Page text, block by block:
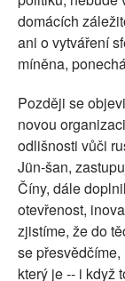
domácích
ani o vytváření
míněna,
Později se
novou
odlišnosti vůči
Jün-šan,
Číny, dále
otevřenost,
zjistíme, že do
se
který je -- i když